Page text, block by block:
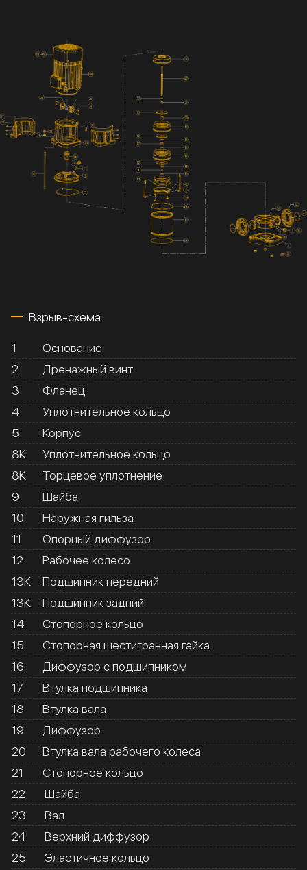
Взрыв-схема
1
Основание
2
Дренажный винт
3
Фланец
4
Уплотнительное кольцо
5
Корпус
8К
Уплотнительное кольцо
8К
Торцевое уплотнение
9
Шайба
10
Наружная гильза
11
Опорный диффузор
12
Рабочее колесо
13К
Подшипник передний
13К
Подшипник задний
14
Стопорное кольцо
15
Стопорная шестигранная гайка
16
Диффузор с подшипником
17
Втулка подшипника
18
Втулка вала
19
Диффузор
20
Втулка вала рабочего колеса
21
Стопорное кольцо
22
Шайба
23
Вал
24
Верхний диффузор
25
Эластичное кольцо